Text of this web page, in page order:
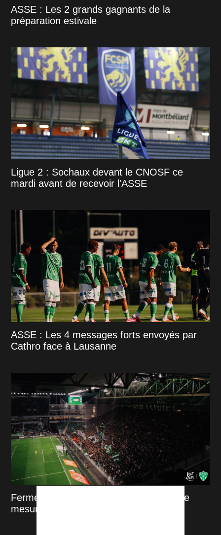
ASSE : Les 2 grands gagnants de la
préparation estivale
Ligue 2 : Sochaux devant le CNOSF ce
mardi avant de recevoir l'ASSE
ASSE : Les 4 messages forts envoyés par
Cathro face à Lausanne
Fermeture des Kops : L’ASSE prend une
mesure qui fait réagir